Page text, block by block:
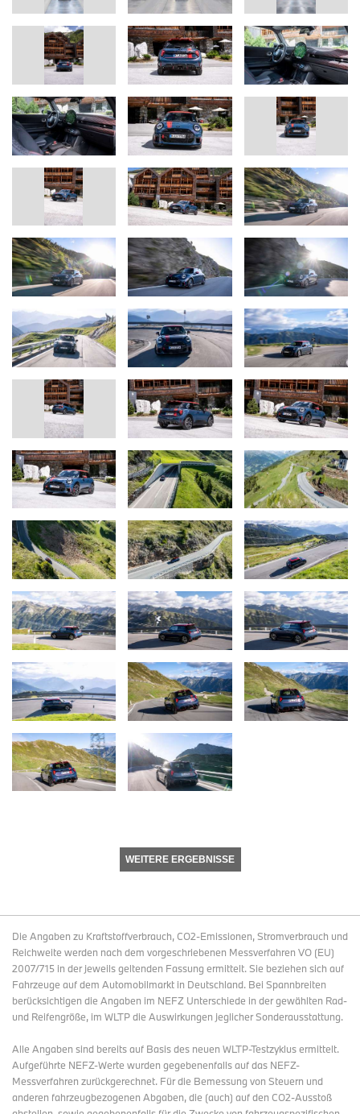
WEITERE ERGEBNISSE
Die Angaben zu Kraftstoffverbrauch, CO2-Emissionen, Stromverbrauch und
Reichweite werden nach dem vorgeschriebenen Messverfahren VO (EU)
2007/715 in der jeweils geltenden Fassung ermittelt. Sie beziehen sich auf
Fahrzeuge auf dem Automobilmarkt in Deutschland. Bei Spannbreiten
berücksichtigen die Angaben im NEFZ Unterschiede in der gewählten Rad-
und Reifengröße, im WLTP die Auswirkungen jeglicher Sonderausstattung.
Alle Angaben sind bereits auf Basis des neuen WLTP-Testzyklus ermittelt.
Aufgeführte NEFZ-Werte wurden gegebenenfalls auf das NEFZ-
Messverfahren zurückgerechnet. Für die Bemessung von Steuern und
anderen fahrzeugbezogenen Abgaben, die (auch) auf den CO2-Ausstoß